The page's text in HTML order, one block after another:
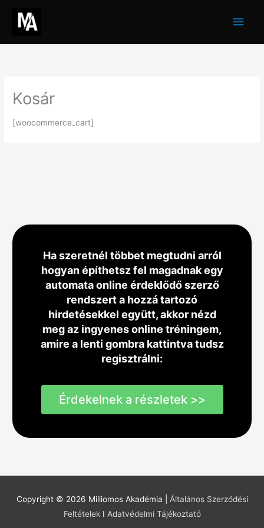
Kosár
[woocommerce_cart]
Ha szeretnél többet megtudni arról
hogyan építhetsz fel magadnak egy
automata online érdeklődő szerző
rendszert a hozzá tartozó
hirdetésekkel együtt, akkor nézd
meg az ingyenes online tréningem,
amire a lenti gombra kattintva tudsz
regisztrálni:
Érdekelnek a részletek >>
Copyright © 2026 Milliomos Akadémia
Általános Szerződési
FeltételekI Adatvédelmi Tájékoztató